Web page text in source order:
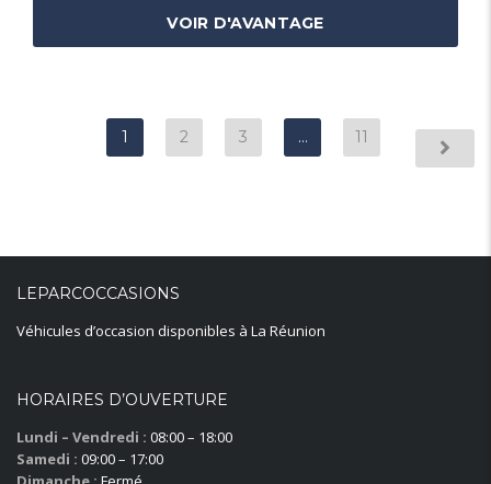
VOIR D'AVANTAGE
1 2 3 … 11
LEPARCOCCASIONS
Véhicules d’occasion disponibles à La Réunion
HORAIRES D’OUVERTURE
Lundi – Vendredi : 08:00 – 18:00
Samedi : 09:00 – 17:00